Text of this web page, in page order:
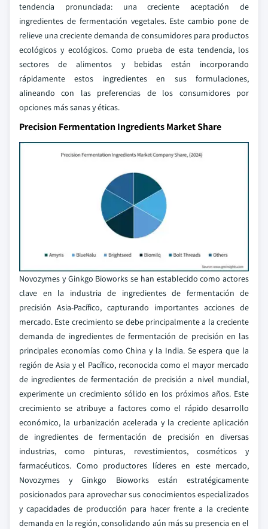
tendencia pronunciada: una creciente aceptación de
ingredientes de fermentación vegetales. Este cambio pone de
relieve una creciente demanda de consumidores para productos
ecológicos y ecológicos. Como prueba de esta tendencia, los
sectores de alimentos y bebidas están incorporando
rápidamente estos ingredientes en sus formulaciones,
alineando con las preferencias de los consumidores por
opciones más sanas y éticas.
Precision Fermentation Ingredients Market Share
Novozymes y Ginkgo Bioworks se han establecido como actores
clave en la industria de ingredientes de fermentación de
precisión Asia-Pacífico, capturando importantes acciones de
mercado. Este crecimiento se debe principalmente a la creciente
demanda de ingredientes de fermentación de precisión en las
principales economías como China y la India. Se espera que la
región de Asia y el Pacífico, reconocida como el mayor mercado
de ingredientes de fermentación de precisión a nivel mundial,
experimente un crecimiento sólido en los próximos años. Este
crecimiento se atribuye a factores como el rápido desarrollo
económico, la urbanización acelerada y la creciente aplicación
de ingredientes de fermentación de precisión en diversas
industrias, como pinturas, revestimientos, cosméticos y
farmacéuticos. Como productores líderes en este mercado,
Novozymes y Ginkgo Bioworks están estratégicamente
posicionados para aprovechar sus conocimientos especializados
y capacidades de producción para hacer frente a la creciente
demanda en la región, consolidando aún más su presencia en el